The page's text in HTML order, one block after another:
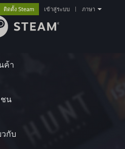
ค้า
น
วกับ
ติดตั้ง Steam เข้าสู่ระบบ ภาษา